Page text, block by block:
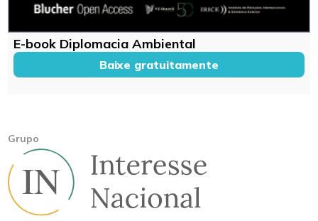
E-book Diplomacia Ambiental
Baixe gratuitamente
Grupo